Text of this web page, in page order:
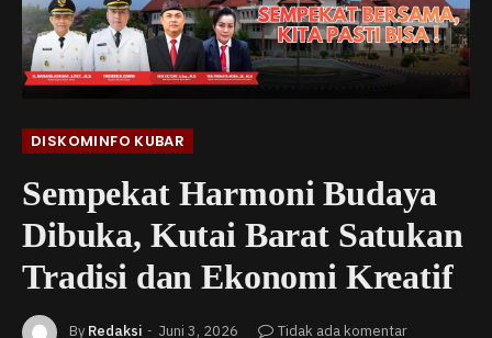
DISKOMINFO KUBAR
Sempekat Harmoni Budaya
Dibuka, Kutai Barat Satukan
Tradisi dan Ekonomi Kreatif
By Redaksi Juni 3, 2026 Tidak ada komentar